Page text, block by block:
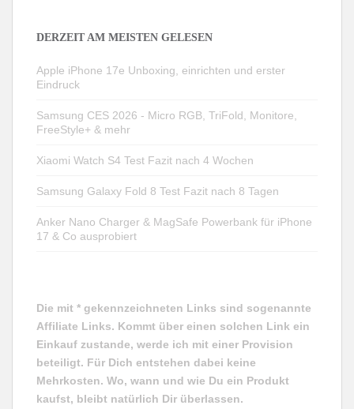
DERZEIT AM MEISTEN GELESEN
Apple iPhone 17e Unboxing, einrichten und erster
Eindruck
Samsung CES 2026 - Micro RGB, TriFold, Monitore,
FreeStyle+ & mehr
Xiaomi Watch S4 Test Fazit nach 4 Wochen
Samsung Galaxy Fold 8 Test Fazit nach 8 Tagen
Anker Nano Charger & MagSafe Powerbank für iPhone
17 & Co ausprobiert
Die mit * gekennzeichneten Links sind sogenannte
Affiliate Links. Kommt über einen solchen Link ein
Einkauf zustande, werde ich mit einer Provision
beteiligt. Für Dich entstehen dabei keine
Mehrkosten. Wo, wann und wie Du ein Produkt
kaufst, bleibt natürlich Dir überlassen.